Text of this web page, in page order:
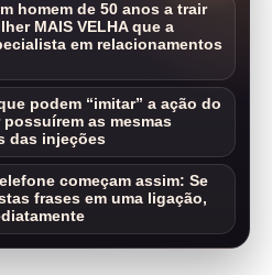
homem de 50 anos a trair
MAIS VELHA que a
em relacionamentos
podem “imitar” a ação do
as mesmas
das injeções
começam assim: Se
frases em uma ligação,